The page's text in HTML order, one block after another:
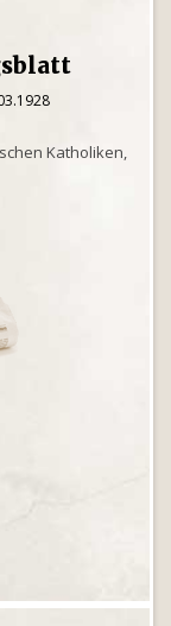
Katholiken,